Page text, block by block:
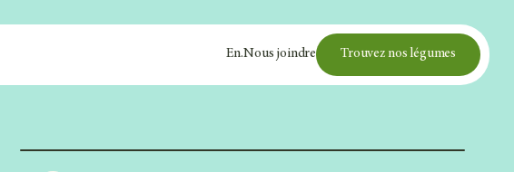
En.Nous joindre Trouvez nos légumes